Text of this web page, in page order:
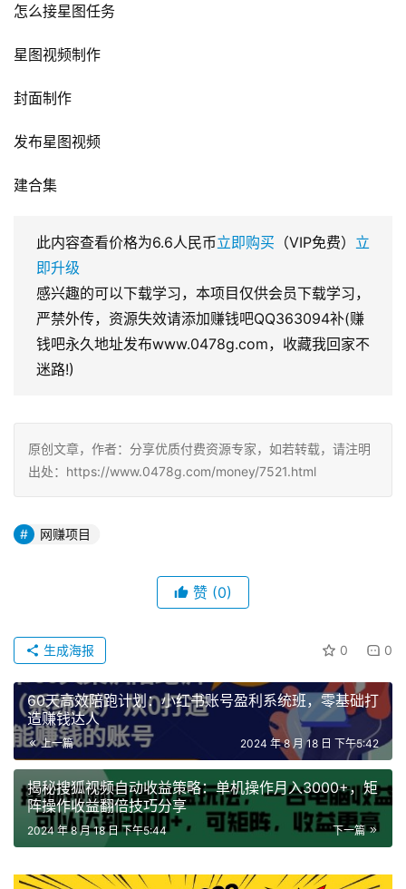
怎么接星图任务
星图视频制作
封面制作
发布星图视频
建合集
此内容查看价格为6.6人民币立即购买 （VIP免费） 立
即升级
感兴趣的可以下载学习，本项目仅供会员下载学习，
严禁外传，资源失效请添加赚钱吧QQ363094补(赚
钱吧永久地址发布www.0478g.com，收藏我回家不
迷路!)
原创文章，作者：分享优质付费资源专家，如若转载，请注明
出处：https://www.0478g.com/money/7521.html
网赚项目
赞 (0)
0 0
生成海报
60天高效陪跑计划：小红书账号盈利系统班，零基础打
造赚钱达人
上一篇 2024 年 8 月 18 日 下午5:42
揭秘搜狐视频自动收益策略：单机操作月入3000+，矩
阵操作收益翻倍技巧分享
下一篇
2024 年 8 月 18 日 下午5:44